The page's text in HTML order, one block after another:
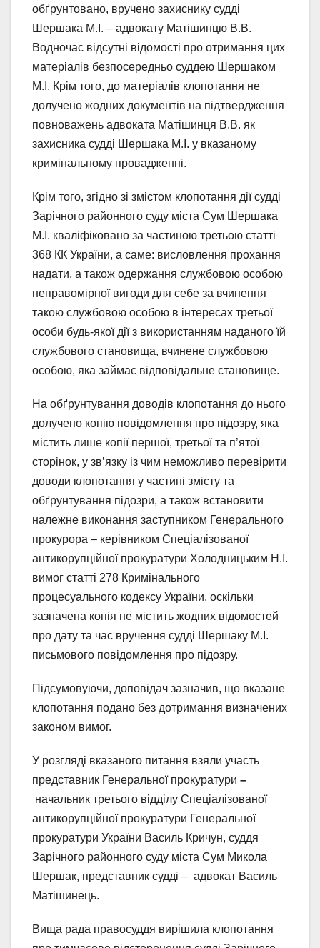
обґрунтовано, вручено захиснику судді
Шершака М.І. – адвокату Матішинцю В.В.
Водночас відсутні відомості про отримання цих
матеріалів безпосередньо суддею Шершаком
М.І. Крім того, до матеріалів клопотання не
долучено жодних документів на підтвердження
повноважень адвоката Матішинця В.В. як
захисника судді Шершака М.І. у вказаному
кримінальному провадженні.
Крім того, згідно зі змістом клопотання дії судді
Зарічного районного суду міста Сум Шершака
М.І. кваліфіковано за частиною третьою статті
368 КК України, а саме: висловлення прохання
надати, а також одержання службовою особою
неправомірної вигоди для себе за вчинення
такою службовою особою в інтересах третьої
особи будь-якої дії з використанням наданого їй
службового становища, вчинене службовою
особою, яка займає відповідальне становище.
На обґрунтування доводів клопотання до нього
долучено копію повідомлення про підозру, яка
містить лише копії першої, третьої та п’ятої
сторінок, у зв’язку із чим неможливо перевірити
доводи клопотання у частині змісту та
обґрунтування підозри, а також встановити
належне виконання заступником Генерального
прокурора – керівником Спеціалізованої
антикорупційної прокуратури Холодницьким Н.І.
вимог статті 278 Кримінального
процесуального кодексу України, оскільки
зазначена копія не містить жодних відомостей
про дату та час вручення судді Шершаку М.І.
письмового повідомлення про підозру.
Підсумовуючи, доповідач зазначив, що вказане
клопотання подано без дотримання визначених
законом вимог.
У розгляді вказаного питання взяли участь
представник Генеральної прокуратури –
начальник третього відділу Спеціалізованої
антикорупційної прокуратури Генеральної
прокуратури України Василь Кричун, суддя
Зарічного районного суду міста Сум Микола
Шершак, представник судді – адвокат Василь
Матішинець.
Вища рада правосуддя вирішила клопотання